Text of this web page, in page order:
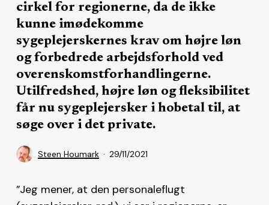
cirkel for regionerne, da de ikke
kunne imødekomme
sygeplejerskernes krav om højre løn
og forbedrede arbejdsforhold ved
overenskomstforhandlingerne.
Utilfredshed, højre løn og fleksibilitet
får nu sygeplejersker i hobetal til, at
søge over i det private.
Steen Houmark 29/11/2021
”Jeg mener, at den personaleflugt